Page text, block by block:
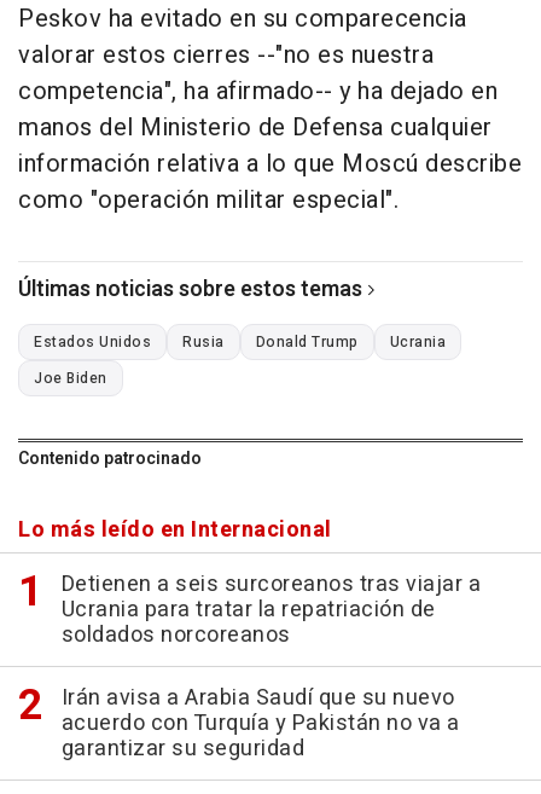
Peskov ha evitado en su comparecencia
valorar estos cierres --"no es nuestra
competencia", ha afirmado-- y ha dejado en
manos del Ministerio de Defensa cualquier
información relativa a lo que Moscú describe
como "operación militar especial".
Últimas noticias sobre estos temas
Estados Unidos Rusia Donald Trump
Ucrania
Joe Biden
Contenido patrocinado
Lo más leído en Internacional
Detienen a seis surcoreanos tras viajar a
Ucrania para tratar la repatriación de
soldados norcoreanos
Irán avisa a Arabia Saudí que su nuevo
acuerdo con Turquía y Pakistán no va a
garantizar su seguridad